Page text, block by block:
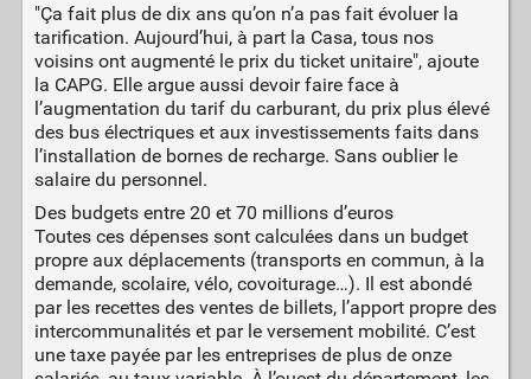
"Ça fait plus de dix ans qu’on n’a pas fait évoluer la
tarification. Aujourd’hui, à part la Casa, tous nos
voisins ont augmenté le prix du ticket unitaire", ajoute
la CAPG. Elle argue aussi devoir faire face à
l’augmentation du tarif du carburant, du prix plus élevé
des bus électriques et aux investissements faits dans
l’installation de bornes de recharge. Sans oublier le
salaire du personnel.
Des budgets entre 20 et 70 millions d’euros
Toutes ces dépenses sont calculées dans un budget
propre aux déplacements (transports en commun, à la
demande, scolaire, vélo, covoiturage…). Il est abondé
par les recettes des ventes de billets, l’apport propre des
intercommunalités et par le versement mobilité. C’est
une taxe payée par les entreprises de plus de onze